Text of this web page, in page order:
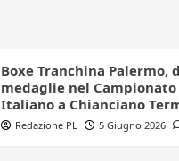
Boxe Tranchina Palermo,
medaglie nel Campionato
Italiano a Chianciano
Redazione PL 5 Giugno 2026